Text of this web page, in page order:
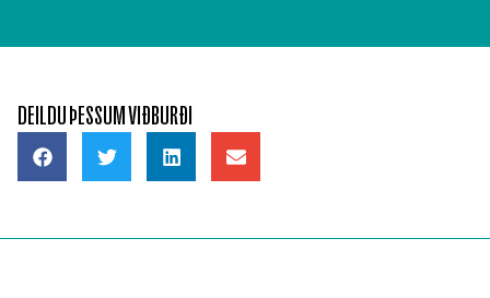
DEILDU ÞESSUM VIÐBURÐI